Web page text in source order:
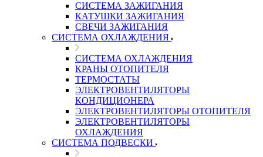
СИСТЕМА ЗАЖИГАНИЯ
КАТУШКИ ЗАЖИГАНИЯ
СВЕЧИ ЗАЖИГАНИЯ
СИСТЕМА ОХЛАЖДЕНИЯ
СИСТЕМА ОХЛАЖДЕНИЯ
КРАНЫ ОТОПИТЕЛЯ
ТЕРМОСТАТЫ
ЭЛЕКТРОВЕНТИЛЯТОРЫ
КОНДИЦИОНЕРА
ЭЛЕКТРОВЕНТИЛЯТОРЫ ОТОПИТЕЛЯ
ЭЛЕКТРОВЕНТИЛЯТОРЫ
ОХЛАЖДЕНИЯ
СИСТЕМА ПОДВЕСКИ